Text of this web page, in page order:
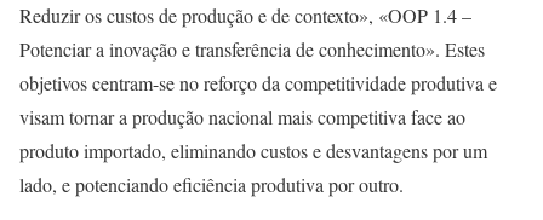
Reduzir os custos de produção e de contexto», «OOP 1.4 –
Potenciar a inovação e transferência de conhecimento». Estes
objetivos centram-se no reforço da competitividade produtiva e
visam tornar a produção nacional mais competitiva face ao
produto importado, eliminando custos e desvantagens por um
lado, e potenciando eficiência produtiva por outro.